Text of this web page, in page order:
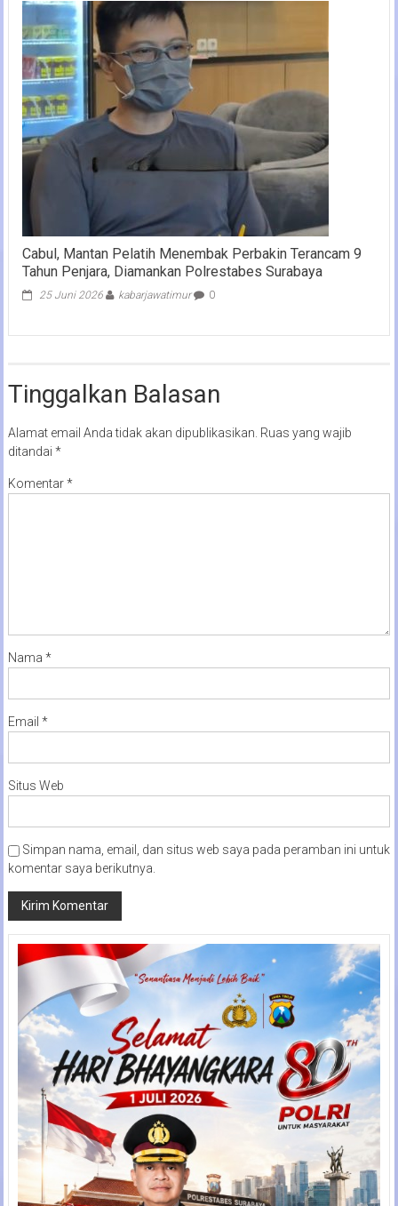
Cabul, Mantan Pelatih Menembak Perbakin Terancam 9
Tahun Penjara, Diamankan Polrestabes Surabaya
25 Juni 2026 kabarjawatimur 0
Tinggalkan Balasan
Alamat email Anda tidak akan dipublikasikan. Ruas yang wajib
ditandai *
Komentar*
Nama *
Email *
Situs Web
Simpan nama, email, dan situs web saya pada peramban ini untuk
komentar saya berikutnya.